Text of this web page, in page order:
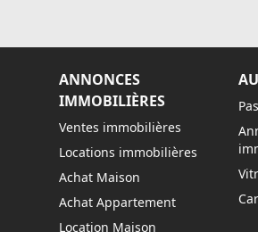
ANNONCES
IMMOBILIÈRES
Ventes immobilières
Locations immobilières
Achat Maison
Achat Appartement
Location Maison